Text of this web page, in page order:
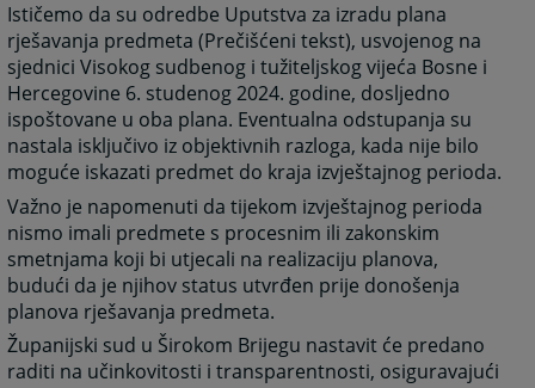
Ističemo da su odredbe Uputstva za izradu plana
rješavanja predmeta (Prečišćeni tekst), usvojenog na
sjednici Visokog sudbenog i tužiteljskog vijeća Bosne i
Hercegovine 6. studenog 2024. godine, dosljedno
ispoštovane u oba plana. Eventualna odstupanja su
nastala isključivo iz objektivnih razloga, kada nije bilo
moguće iskazati predmet do kraja izvještajnog perioda.
Važno je napomenuti da tijekom izvještajnog perioda
nismo imali predmete s procesnim ili zakonskim
smetnjama koji bi utjecali na realizaciju planova,
budući da je njihov status utvrđen prije donošenja
planova rješavanja predmeta.
Županijski sud u Širokom Brijegu nastavit će predano
raditi na učinkovitosti i transparentnosti, osiguravajući